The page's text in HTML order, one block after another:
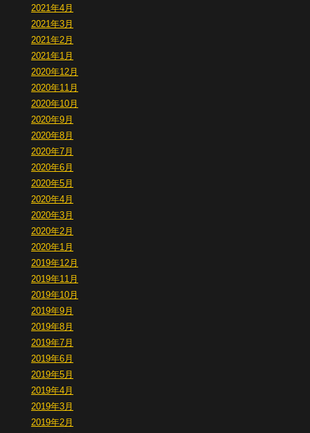
2021年4月
2021年3月
2021年2月
2021年1月
2020年12月
2020年11月
2020年10月
2020年9月
2020年8月
2020年7月
2020年6月
2020年5月
2020年4月
2020年3月
2020年2月
2020年1月
2019年12月
2019年11月
2019年10月
2019年9月
2019年8月
2019年7月
2019年6月
2019年5月
2019年4月
2019年3月
2019年2月